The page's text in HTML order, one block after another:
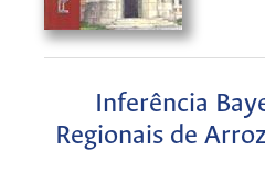
Inferência
Regionais de